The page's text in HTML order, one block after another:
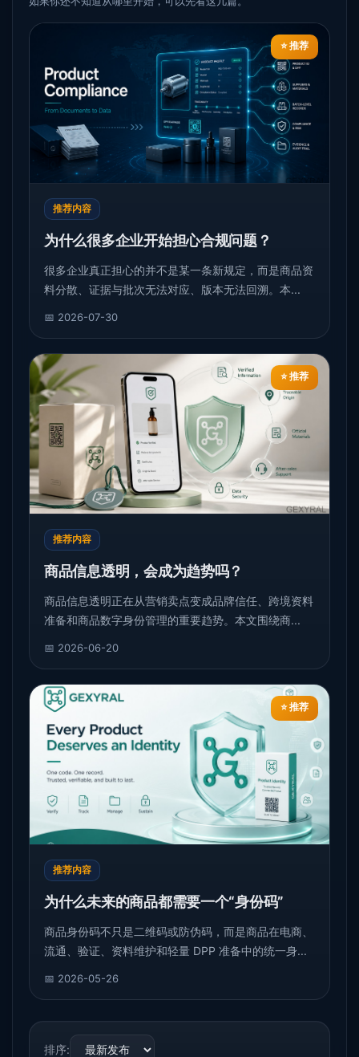
⭐ 推荐
推荐内容
为什么很多企业开始担心合规问题？
很多企业真正担心的并不是某一条新规定，而是商品资
料分散、证据与批次无法对应、版本无法回溯。本...
📅 2026-07-30
⭐ 推荐
推荐内容
商品信息透明，会成为趋势吗？
商品信息透明正在从营销卖点变成品牌信任、跨境资料
准备和商品数字身份管理的重要趋势。本文围绕商...
📅 2026-06-20
⭐ 推荐
推荐内容
为什么未来的商品都需要一个“身份码”
商品身份码不只是二维码或防伪码，而是商品在电商、
流通、验证、资料维护和轻量 DPP 准备中的统一身...
📅 2026-05-26
排序: